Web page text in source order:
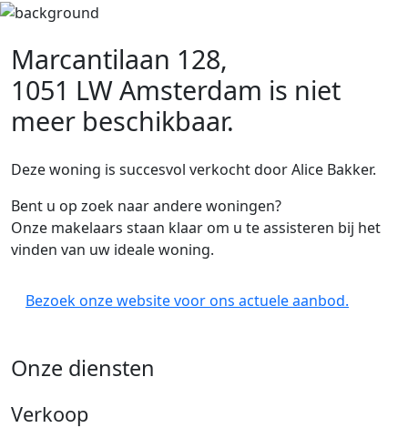
Marcantilaan 128,
1051 LW Amsterdam is niet
meer beschikbaar.
Deze woning is succesvol verkocht door Alice Bakker.
Bent u op zoek naar andere woningen?
Onze makelaars staan klaar om u te assisteren bij het
vinden van uw ideale woning.
Bezoek onze website voor ons actuele aanbod.
Onze diensten
Verkoop